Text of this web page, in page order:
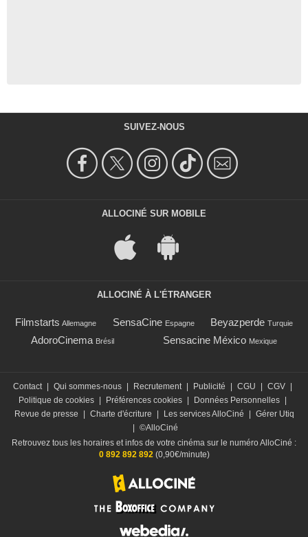
SUIVEZ-NOUS
ALLOCINÉ SUR MOBILE
ALLOCINÉ À L'ÉTRANGER
Filmstarts Allemagne SensaCine Espagne Beyazperde Turquie
AdoroCinema Brésil Sensacine México Mexique
Contact Qui sommes-nous Recrutement Publicité CGU CGV
Politique de cookies
Préférences cookies Données Personnelles
Revue de presse
Charte d'écriture Les services AlloCiné
Gérer Utiq
©AlloCiné
Retrouvez tous les horaires et infos de votre cinéma sur le numéro AlloCiné :
0 892 892 892(0,90€/minute)